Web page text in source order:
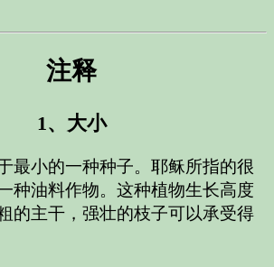
注释
1、大小
最小的一种种子。耶稣所指的很
种油料作物。这种植物生长高度
的主干，强壮的枝子可以承受得